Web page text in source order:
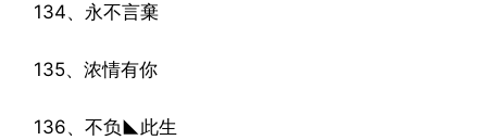
134、永不言棄
135、浓情有你
136、不负◣此生